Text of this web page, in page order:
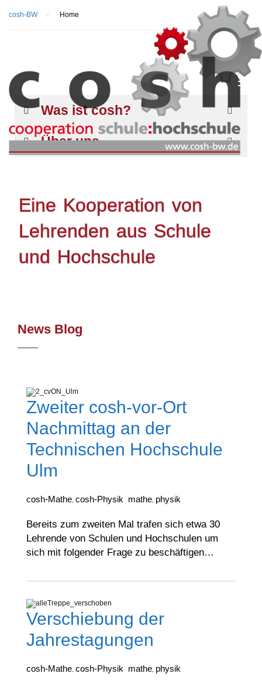
cosh-BW Home
Was ist cosh?
Über uns
Eine Kooperation von
Lehrenden aus Schule
und Hochschule
News Blog
Zweiter cosh-vor-Ort
Nachmittag an der
Technischen Hochschule
Ulm
cosh-Mathe cosh-Physik mathe physik
Bereits zum zweiten Mal trafen sich etwa 30
Lehrende von Schulen und Hochschulen um
sich mit folgender Frage zu beschäftigen…
Verschiebung der
Jahrestagungen
cosh-Mathe cosh-Physik mathe physik